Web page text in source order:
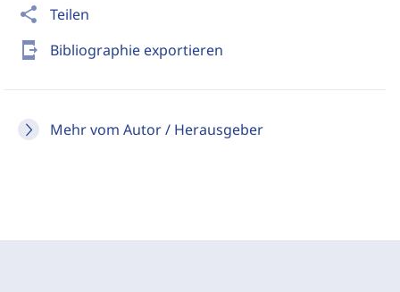
share Teilen
send_to_mobile Bibliographie exportieren
Mehr vom Autor / Herausgeber